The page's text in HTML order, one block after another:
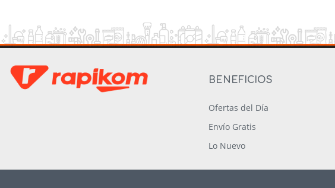
BENEFICIOS
Ofertas del Día
Envío Gratis
Lo Nuevo